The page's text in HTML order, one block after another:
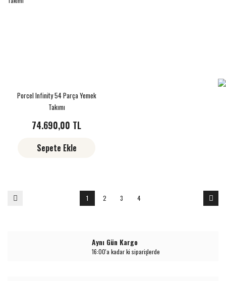
Porcel Infinity 54 Parça Yemek
Takımı
74.690,00 TL
Sepete Ekle
1 2 3 4
Aynı Gün Kargo
16:00'a kadar ki siparişlerde